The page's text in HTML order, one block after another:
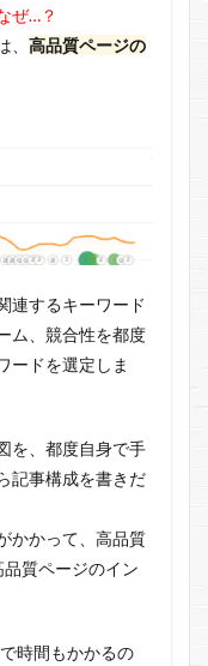
ぜ…？
高品質ページの
連するキーワード
ム、競合性を都度
ードを選定しま
を、都度自身で手
記事構成を書きだ
かかって、高品質
質ページのイン
時間もかかるの